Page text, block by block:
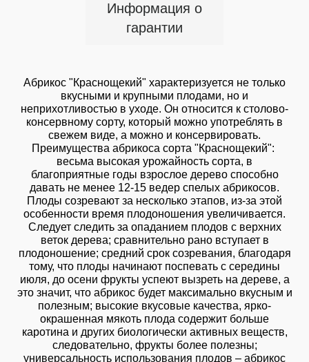
Информация о
гарантии
Абрикос "Краснощекий" характеризуется не только
вкусными и крупными плодами, но и
неприхотливостью в уходе. Он относится к столово-
консервному сорту, который можно употреблять в
свежем виде, а можно и консервировать.
Преимущества абрикоса сорта "Краснощекий":
весьма высокая урожайность сорта, в
благоприятные годы взрослое дерево способно
давать не менее 12-15 ведер спелых абрикосов.
Плоды созревают за несколько этапов, из-за этой
особенности время плодоношения увеличивается.
Следует следить за опаданием плодов с верхних
веток дерева; сравнительно рано вступает в
плодоношение; средний срок созревания, благодаря
тому, что плоды начинают поспевать с середины
июля, до осени фрукты успеют вызреть на дереве, а
это значит, что абрикос будет максимально вкусным и
полезным; высокие вкусовые качества, ярко-
окрашенная мякоть плода содержит больше
каротина и других биологически активных веществ,
следовательно, фрукты более полезны;
универсальность использования плодов – абрикос